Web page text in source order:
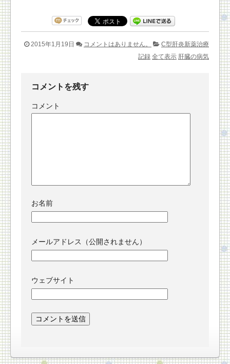
2015年1月19日 コメントはありません。
C型肝炎新薬治療
記録 全て表示 肝臓の病気
コメントを残す
コメント
お名前
メールアドレス（公開されません）
ウェブサイト